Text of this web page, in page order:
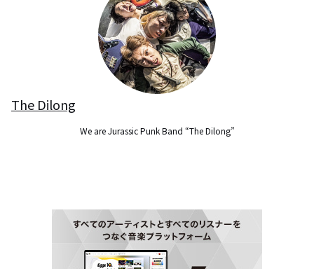
The Dilong
We are Jurassic Punk Band “The Dilong”